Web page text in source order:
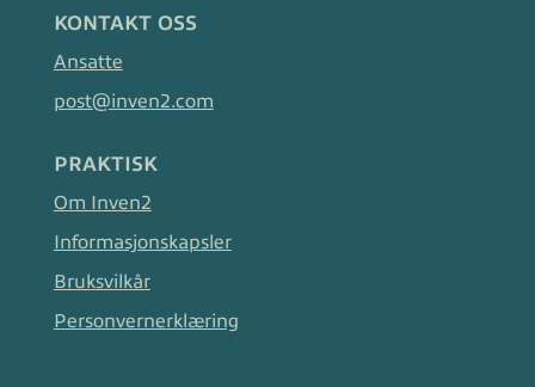
KONTAKT OSS
Ansatte
post@inven2.com
PRAKTISK
Om Inven2
Informasjonskapsler
Bruksvilkår
Personvernerklæring